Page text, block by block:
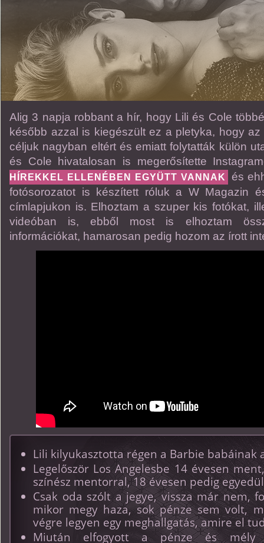
Alig 3 napja robbant a hír, hogy Lili és Cole
később azzal is kiegészült ez a pletyka, hogy
céljuk nagyban eltért és emiatt folytatták külön
és Cole hivatalosan is megerősítette
HÍREKKEL ELLENÉBEN EGYÜTT VANNAK
és
fotósorozatot is készített róluk a W Magazin
címlapjukon is. Elhoztam a szuper kis fotókat,
videóban is, ebből most is elhoztam
információkat, hamarosan pedig hozom az írott
Lili kilyukasztotta régen a Barbie babáinak
Legelőször Los Angelesbe 14 évesen
színész mentorral, 18 évesen pedig
Csak oda szólt a jegye, vissza már nem,
mikor megy haza, sok pénze sem volt,
végre legyen egy meghallgatás, amire el
Miután elfogyott a pénze és mély